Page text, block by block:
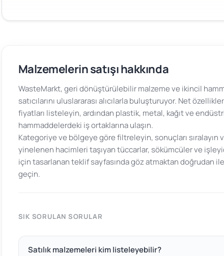
Malzemelerin satışı hakkında
WasteMarkt, geri dönüştürülebilir malzeme ve ikincil
satıcılarını uluslararası alıcılarla buluşturuyor. Net
fiyatları listeleyin, ardından plastik, metal, kağıt ve
hammaddelerdeki iş ortaklarına ulaşın.
Kategoriye ve bölgeye göre filtreleyin, sonuçları sıralayın
yinelenen hacimleri taşıyan tüccarlar, sökümcüler ve
için tasarlanan teklif sayfasında göz atmaktan doğrudan
geçin.
SIK SORULAN SORULAR
Satılık malzemeleri kim listeleyebilir?